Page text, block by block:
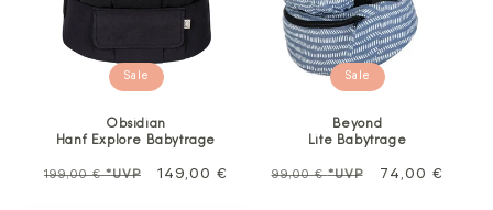
Sale
Obsidian
Hanf Explore Babytrage
Normalpreis
199,00 €*UVP Sale
149,00 €
Sale
Beyond
Lite Babytrage
Normalpreis
99,00 €*UVP Sale
74,00 €